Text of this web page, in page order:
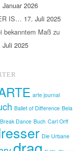
Januar 2026
IS… 17. Juli 2025
bekanntem Maß zu
Juli 2025
arte journal
Ballet of Difference Bela
Break Dance Buch Carl Orff
Die Urbane